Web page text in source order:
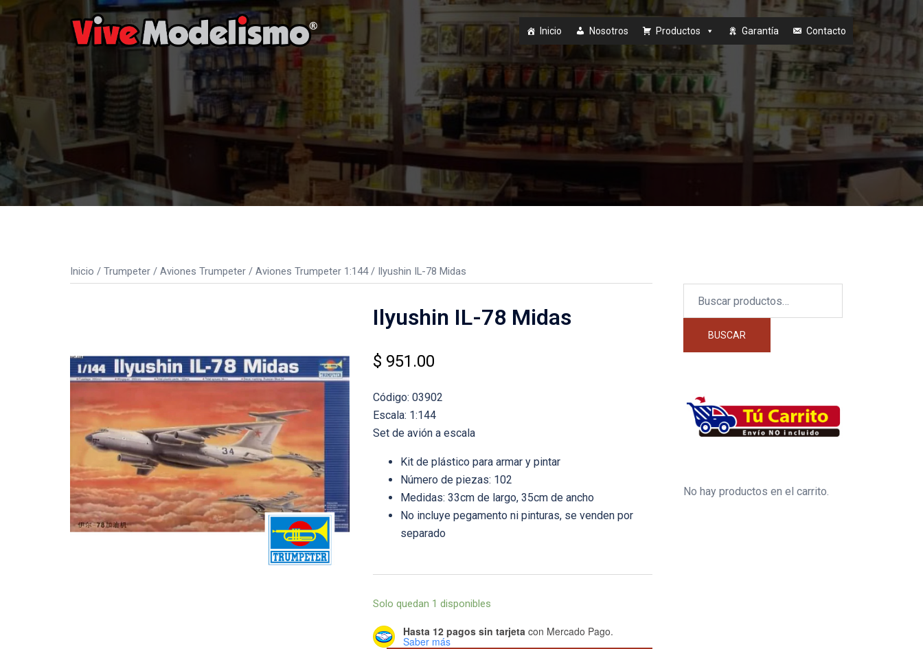
Saltar
contenido
Inicio Nosotros Productos Garantía Contacto
Inicio / Trumpeter / Aviones Trumpeter / Aviones Trumpeter 1:144/ Ilyushin IL-78 Midas
Ilyushin IL-78 Midas
$ 951.00
Código: 03902
Escala: 1:144
Set de avión a escala
Kit de plástico para armar y pintar
Número de piezas: 102
Medidas: 33cm de largo, 35cm de ancho
No incluye pegamento ni pinturas, se venden por
separado
Solo quedan 1 disponibles
Hasta 12 pagos sin tarjetacon Mercado Pago.
Saber más
por:
BUSCAR
No hay productos en el carrito.